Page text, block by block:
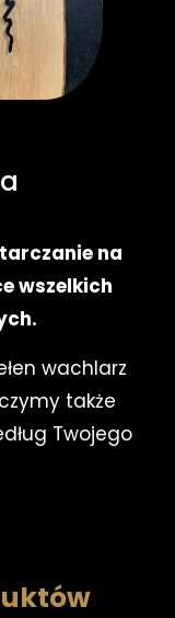
na
wszelkich
wachlarz
także
Twojego